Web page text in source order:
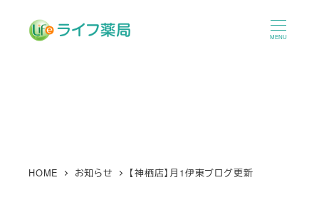
MENU
HOME お知らせ 【神栖店】月1伊東ブログ更新